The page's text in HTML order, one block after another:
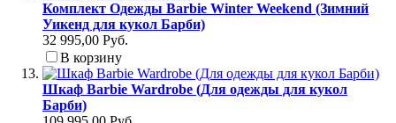
Комплект Одежды Barbie Winter Weekend (Зимний
Уикенд для кукол Барби)
32 995,00 Руб.
В корзину
Шкаф Barbie Wardrobe (Для одежды для кукол
Барби)